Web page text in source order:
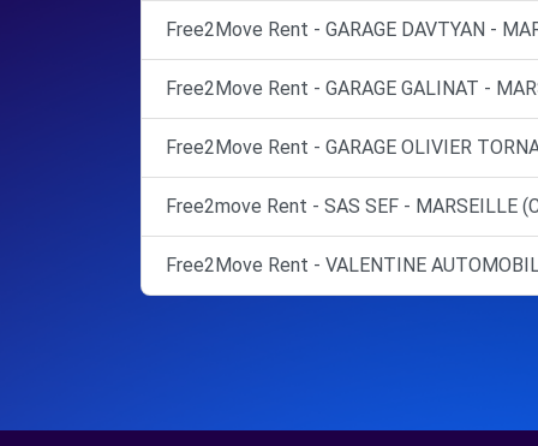
Free2Move Rent - GARAGE DAVTYAN -
Free2Move Rent - GARAGE GALINAT -
Free2Move Rent - GARAGE OLIVIER
Free2move Rent - SAS SEF - MARSEILLE
Free2Move Rent - VALENTINE